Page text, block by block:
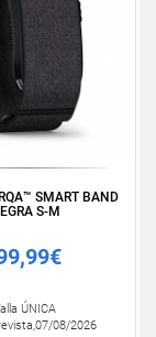
SMART BAND
S-M
ÚNICA
08/2026